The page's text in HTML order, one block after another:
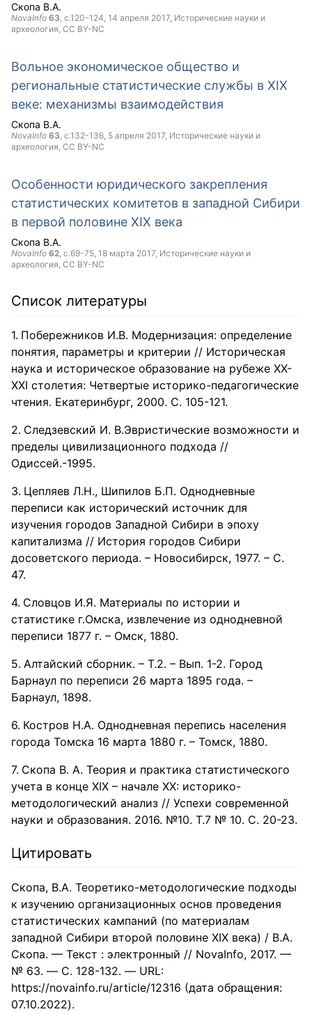
Скопа В.А.
NovaInfo 63, с.120-124, 14 апреля 2017, Исторические науки и
археология, CC BY-NC
Вольное экономическое общество и
региональные статистические службы в XIX
веке: механизмы взаимодействия
Скопа В.А.
NovaInfo 63, с.132-136, 5 апреля 2017, Исторические науки и
археология, CC BY-NC
Особенности юридического закрепления
статистических комитетов в западной Сибири
в первой половине XIX века
Скопа В.А.
NovaInfo 62, с.69-75, 18 марта 2017, Исторические науки и
археология, CC BY-NC
Список литературы
Побережников И.В. Модернизация: определение
понятия, параметры и критерии // Историческая
наука и историческое образование на рубеже XX-
XXI столетия: Четвертые историко-педагогические
чтения. Екатеринбург, 2000. С. 105-121.
Следзевский И. В.Эвристические возможности и
пределы цивилизационного подхода //
Одиссей.-1995.
Цепляев Л.Н., Шипилов Б.П. Однодневные
переписи как исторический источник для
изучения городов Западной Сибири в эпоху
капитализма // История городов Сибири
досоветского периода. – Новосибирск, 1977. – С.
47.
Словцов И.Я. Материалы по истории и
статистике г.Омска, извлечение из однодневной
переписи 1877 г. – Омск, 1880.
Алтайский сборник. – Т.2. – Вып. 1-2. Город
Барнаул по переписи 26 марта 1895 года. –
Барнаул, 1898.
Костров Н.А. Однодневная перепись населения
города Томска 16 марта 1880 г. – Томск, 1880.
Скопа В. А. Теория и практика статистического
учета в конце XIX – начале XX: историко-
методологический анализ // Успехи современной
науки и образования. 2016. №10. Т.7 № 10. С. 20-23.
Цитировать
Скопа, В.А. Теоретико-методологические подходы
к изучению организационных основ проведения
статистических кампаний (по материалам
западной Сибири второй половине XIX века) / В.А.
Скопа. — Текст : электронный // NovaInfo, 2017. —
№ 63. — С. 128-132. — URL:
https://novainfo.ru/article/12316 (дата обращения:
07.10.2022).